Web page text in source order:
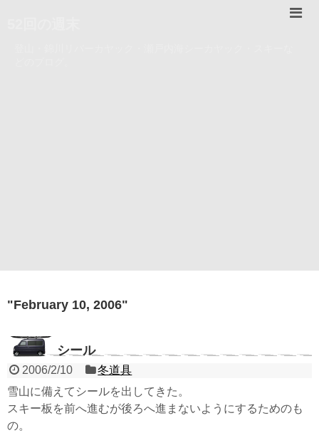
"February 10, 2006"
シール
2006/2/10
冬道具
雪山に備えてシールを出してきた。
スキー板を前へ進むが後ろへ進まないようにするためのも
の。